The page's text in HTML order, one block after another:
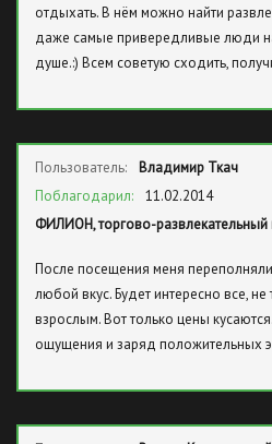
отдыхать. В нём можно найти
даже самые привередливые люди
душе.:) Всем советую сходить,
Пользователь:
Владимир Ткач
Поблагодарил:
11.02.2014
ФИЛИОН, торгово-развлекательный
После посещения меня
любой вкус. Будет интересно все,
взрослым. Вот только цены
ощущения и заряд положительных